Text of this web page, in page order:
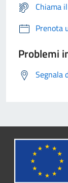
Chiama
Prenota
Problemi
Segnala